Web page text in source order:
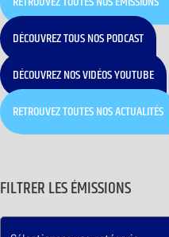
DÉCOUVREZ TOUS NOS PODCAST
DÉCOUVREZ NOS VIDÉOS YOUTUBE
RETROUVEZ TOUTES NOS ACTUALITÉS
FILTRER LES ÉMISSIONS